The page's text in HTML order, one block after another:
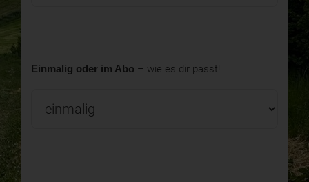
Einmalig oder im Abo – wie es dir passt!